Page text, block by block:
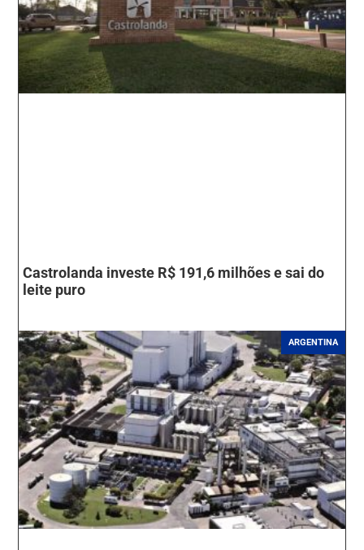
Castrolanda investe R$ 191,6 milhões e sai do
leite puro
ARGENTINA